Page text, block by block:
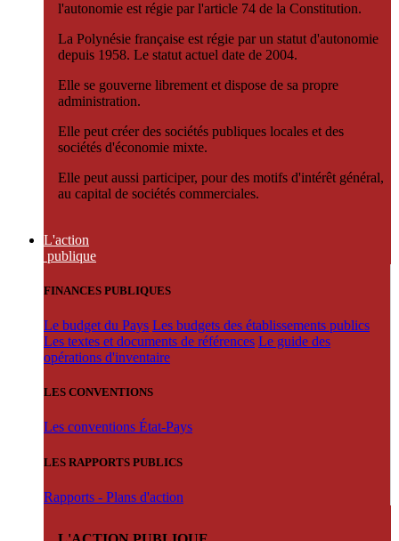
l'autonomie est régie par l'article 74 de la Constitution.
La Polynésie française est régie par un statut d'autonomie
depuis 1958. Le statut actuel date de 2004.
Elle se gouverne librement et dispose de sa propre
administration.
Elle peut créer des sociétés publiques locales et des
sociétés d'économie mixte.
Elle peut aussi participer, pour des motifs d'intérêt général,
au capital de sociétés commerciales.
L'action
publique
FINANCES PUBLIQUES
Le budget du Pays Les budgets des établissements publics
Les textes et documents de références Le guide des
opérations d'inventaire
LES CONVENTIONS
Les conventions État-Pays
LES RAPPORTS PUBLICS
Rapports - Plans d'action